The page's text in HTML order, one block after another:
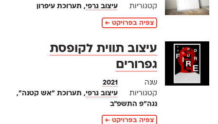
קטגוריות
עיצוב גרפי, תערוכת עיפרון
צפיה בפרויקט ←
עיצוב תווית לקופסת
גפרורים
שנה
2021
קטגוריות
עיצוב גרפי, תערוכת ״אש קטנה״,
נגה״פ התשפ״ב
צפיה בפרויקט ←